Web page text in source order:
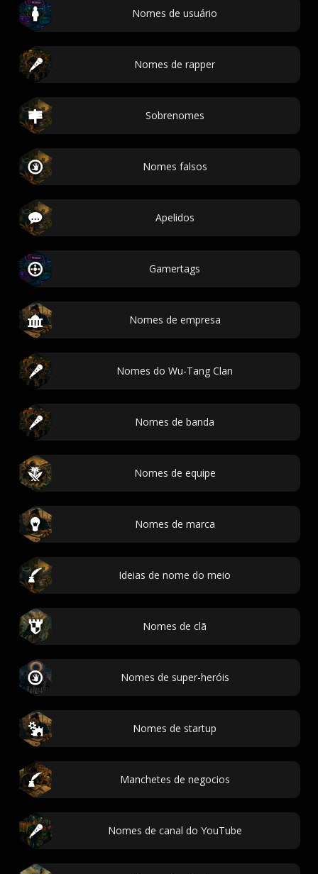
Nomes de usuário
Nomes de rapper
Sobrenomes
Nomes falsos
Apelidos
Gamertags
Nomes de empresa
Nomes do Wu-Tang Clan
Nomes de banda
Nomes de equipe
Nomes de marca
Ideias de nome do meio
Nomes de clã
Nomes de super-heróis
Nomes de startup
Manchetes de negocios
Nomes de canal do YouTube